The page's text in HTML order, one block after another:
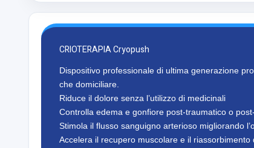
CRIOTERAPIA Cryopush
Dispositivo professionale di ultima generazione
che domiciliare.
Riduce il dolore senza l’utilizzo di medicinali
Controlla edema e gonfiore post-traumatico o
Stimola il flusso sanguigno arterioso migliorando
Accelera il recupero muscolare e il riassorbimento